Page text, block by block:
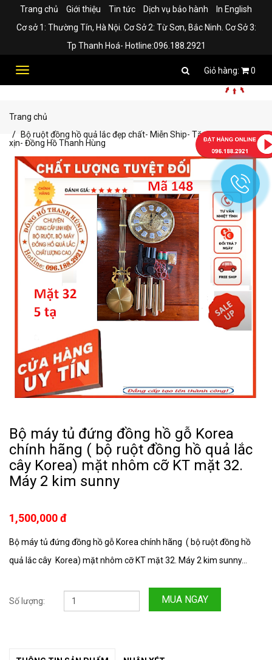
Trang chủ Giới thiệu Tin tức Dịch vụ bảo hành
In English
Cơ sở 1: Thường Tín, Hà Nội. Cơ Sở 2: Từ Sơn, Bắc Ninh. Cơ Sở 3:
Tp Thanh Hoá- Hotline:096.188.2921
Toggle
0
Trang chủ
Bộ ruột đồng hồ quả lắc đẹp chất- Miễn Ship- Tặng kèm pin
xịn- Đồng Hồ Thanh Hùng
Bộ máy tủ đứng đồng hồ gỗ Korea
chính hãng ( bộ ruột đồng hồ quả lắc
cây Korea) mặt nhôm cỡ KT mặt 32.
Máy 2 kim sunny
1,500,000 đ
Bộ máy tủ đứng đồng hồ gỗ Korea chính hãng ( bộ ruột đồng hồ
quả lắc cây Korea) mặt nhôm cỡ KT mặt 32. Máy 2 kim sunny...
Số lượng: MUA NGAY